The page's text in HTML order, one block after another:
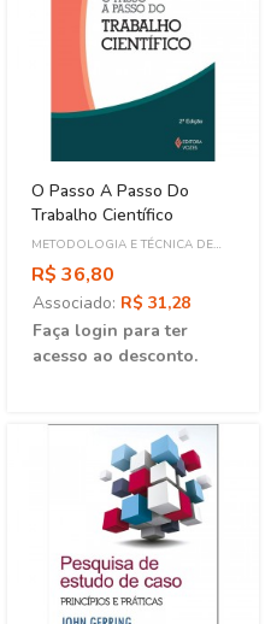
O Passo A Passo Do
Trabalho Científico
METODOLOGIA E TÉCNICA DE
PESQUISA
R$ 36,80
Associado: R$ 31,28
Faça login para ter
acesso ao desconto.